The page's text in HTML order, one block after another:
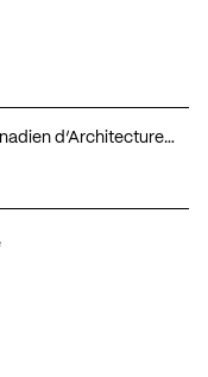
d’Architecture…